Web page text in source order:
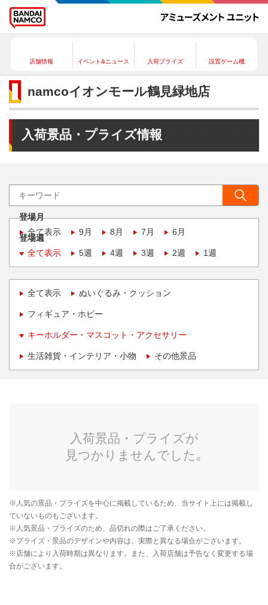
店舗情報 イベント&ニュース 入荷プライズ 設置ゲーム機
namcoイオンモール鶴見緑地店
入荷景品・プライズ情報
登場月
全て表示
9月 8月 7月 6月
登場週
全て表示
5週 4週 3週 2週 1週
全て表示 ぬいぐるみ・クッション
フィギュア・ホビー
キーホルダー・マスコット・アクセサリー
生活雑貨・インテリア・小物 その他景品